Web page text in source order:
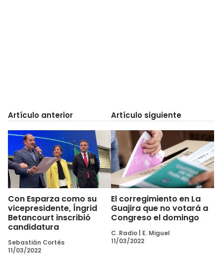
Artículo anterior
Con Esparza como su
vicepresidente, Íngrid
Betancourt inscribió
candidatura
Sebastián Cortés
11/03/2022
Artículo siguiente
El corregimiento en La
Guajira que no votará a
Congreso el domingo
C. Radio
E. Miguel
11/03/2022